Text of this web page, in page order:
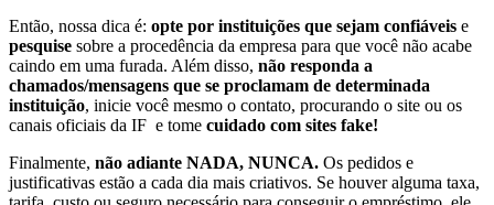
Então, nossa dica é: opte por instituições que sejam confiáveis e
pesquise sobre a procedência da empresa para que você não acabe
caindo em uma furada. Além disso, não responda a
chamados/mensagens que se proclamam de determinada
instituição, inicie você mesmo o contato, procurando o site ou os
canais oficiais da IF e tome cuidado com sites fake!
Finalmente, não adiante NADA, NUNCA. Os pedidos e
justificativas estão a cada dia mais criativos. Se houver alguma taxa,